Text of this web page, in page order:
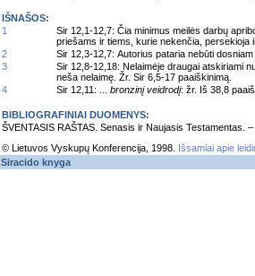
IŠNAŠOS:
1
Sir 12,1-12,7: Čia minimus meilės darbų
priešams ir tiems, kurie nekenčia, persekioja
2
Sir 12,3-12,7: Autorius pataria nebūti
3
Sir 12,8-12,18: Nelaimėje draugai atskiriami
neša nelaimę. Žr. Sir 6,5-17 paaiškinimą.
4
Sir 12,11: ... bronzinį veidrodį: žr. Iš 38,8
BIBLIOGRAFINIAI DUOMENYS:
ŠVENTASIS RAŠTAS. Senasis ir Naujasis Testamentas.
© Lietuvos Vyskupų Konferencija, 1998.
Išsamiai apie
Siracido knyga